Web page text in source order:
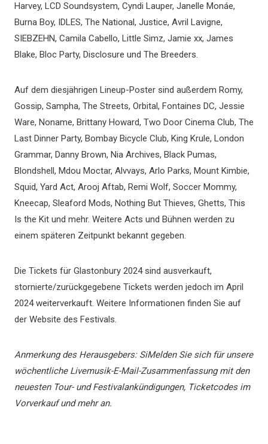
Harvey, LCD Soundsystem, Cyndi Lauper, Janelle Monáe,
Burna Boy, IDLES, The National, Justice, Avril Lavigne,
SIEBZEHN, Camila Cabello, Little Simz, Jamie xx, James
Blake, Bloc Party, Disclosure und The Breeders.
Auf dem diesjährigen Lineup-Poster sind außerdem Romy,
Gossip, Sampha, The Streets, Orbital, Fontaines DC, Jessie
Ware, Noname, Brittany Howard, Two Door Cinema Club, The
Last Dinner Party, Bombay Bicycle Club, King Krule, London
Grammar, Danny Brown, Nia Archives, Black Pumas,
Blondshell, Mdou Moctar, Alvvays, Arlo Parks, Mount Kimbie,
Squid, Yard Act, Arooj Aftab, Remi Wolf, Soccer Mommy,
Kneecap, Sleaford Mods, Nothing But Thieves, Ghetts, This
Is the Kit und mehr. Weitere Acts und Bühnen werden zu
einem späteren Zeitpunkt bekannt gegeben.
Die Tickets für Glastonbury 2024 sind ausverkauft,
stornierte/zurückgegebene Tickets werden jedoch im April
2024 weiterverkauft. Weitere Informationen finden Sie auf
der Website des Festivals.
Anmerkung des Herausgebers: SiMelden Sie sich für unsere
wöchentliche Livemusik-E-Mail-Zusammenfassung mit den
neuesten Tour- und Festivalankündigungen, Ticketcodes im
Vorverkauf und mehr an.